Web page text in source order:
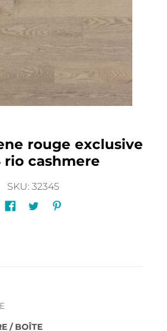
rouge exclusive
rio cashmere
SKU: 32345
/ BOÎTE